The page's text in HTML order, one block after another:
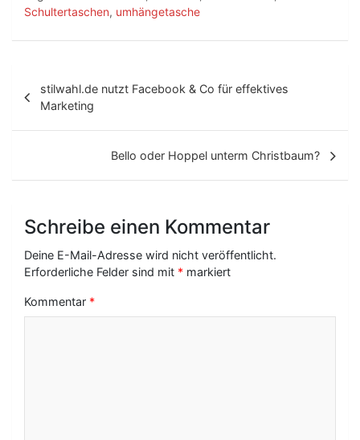
Schultertaschen, umhängetasche
e
i
r
g
N
stilwahl.de nutzt Facebook & Co für effektives
Marketing
Bello oder Hoppel unterm Christbaum?
Schreibe einen Kommentar
Deine E-Mail-Adresse wird nicht veröffentlicht.
Erforderliche Felder sind mit * markiert
Kommentar *